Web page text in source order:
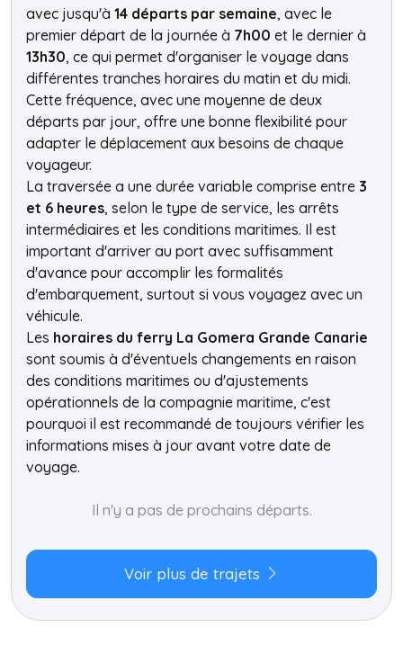
avec jusqu'à 14 départs par semaine, avec le
premier départ de la journée à 7h00 et le dernier à
13h30, ce qui permet d'organiser le voyage dans
différentes tranches horaires du matin et du midi.
Cette fréquence, avec une moyenne de deux
départs par jour, offre une bonne flexibilité pour
adapter le déplacement aux besoins de chaque
voyageur.
La traversée a une durée variable comprise entre 3
et 6 heures, selon le type de service, les arrêts
intermédiaires et les conditions maritimes. Il est
important d'arriver au port avec suffisamment
d'avance pour accomplir les formalités
d'embarquement, surtout si vous voyagez avec un
véhicule.
Les horaires du ferry La Gomera Grande Canarie
sont soumis à d'éventuels changements en raison
des conditions maritimes ou d'ajustements
opérationnels de la compagnie maritime, c'est
pourquoi il est recommandé de toujours vérifier les
informations mises à jour avant votre date de
voyage.
Il n'y a pas de prochains départs.
Voir plus de trajets